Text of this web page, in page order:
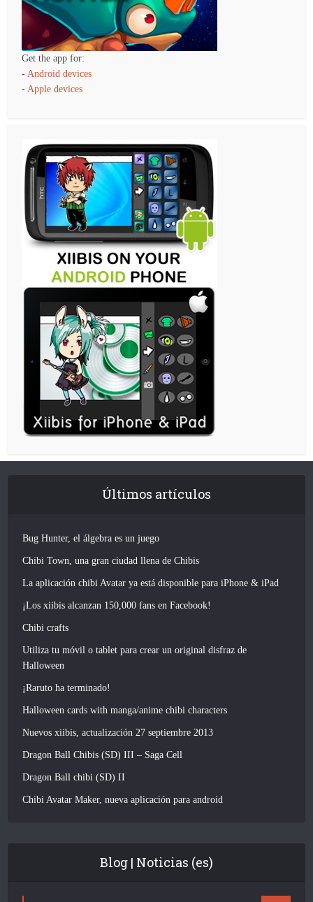
Get the app for:
- Android devices
- Apple devices
Últimos artículos
Bug Hunter, el álgebra es un juego
Chibi Town, una gran ciudad llena de Chibis
La aplicación chibi Avatar ya está disponible para iPhone & iPad
¡Los xiibis alcanzan 150,000 fans en Facebook!
Chibi crafts
Utiliza tu móvil o tablet para crear un original disfraz de
Halloween
¡Raruto ha terminado!
Halloween cards with manga/anime chibi characters
Nuevos xiibis, actualización 27 septiembre 2013
Dragon Ball Chibis (SD) III – Saga Cell
Dragon Ball chibi (SD) II
Chibi Avatar Maker, nueva aplicación para android
Blog | Noticias (es)